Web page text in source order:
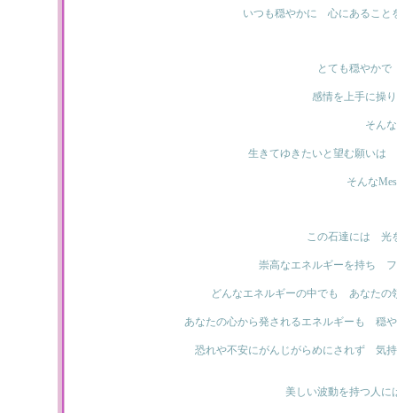
いつも穏やかに 心にあること
とても穏やか
感情を上手に操
そん
生きてゆきたいと望む願いは
そんな
この石達には 光
崇高なエネルギーを持ち
どんなエネルギーの中でも あなた
あなたの心から発されるエネルギーも 穏
恐れや不安にがんじがらめにされず 気
美しい波動を持つ人